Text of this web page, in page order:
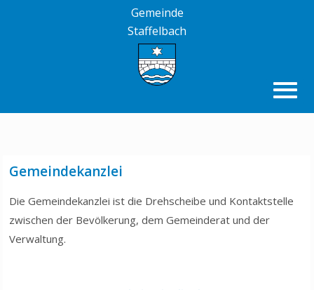
Gemeinde
Staffelbach
Gemeindekanzlei
Die Gemeindekanzlei ist die Drehscheibe und Kontaktstelle
zwischen der Bevölkerung, dem Gemeinderat und der
Verwaltung.